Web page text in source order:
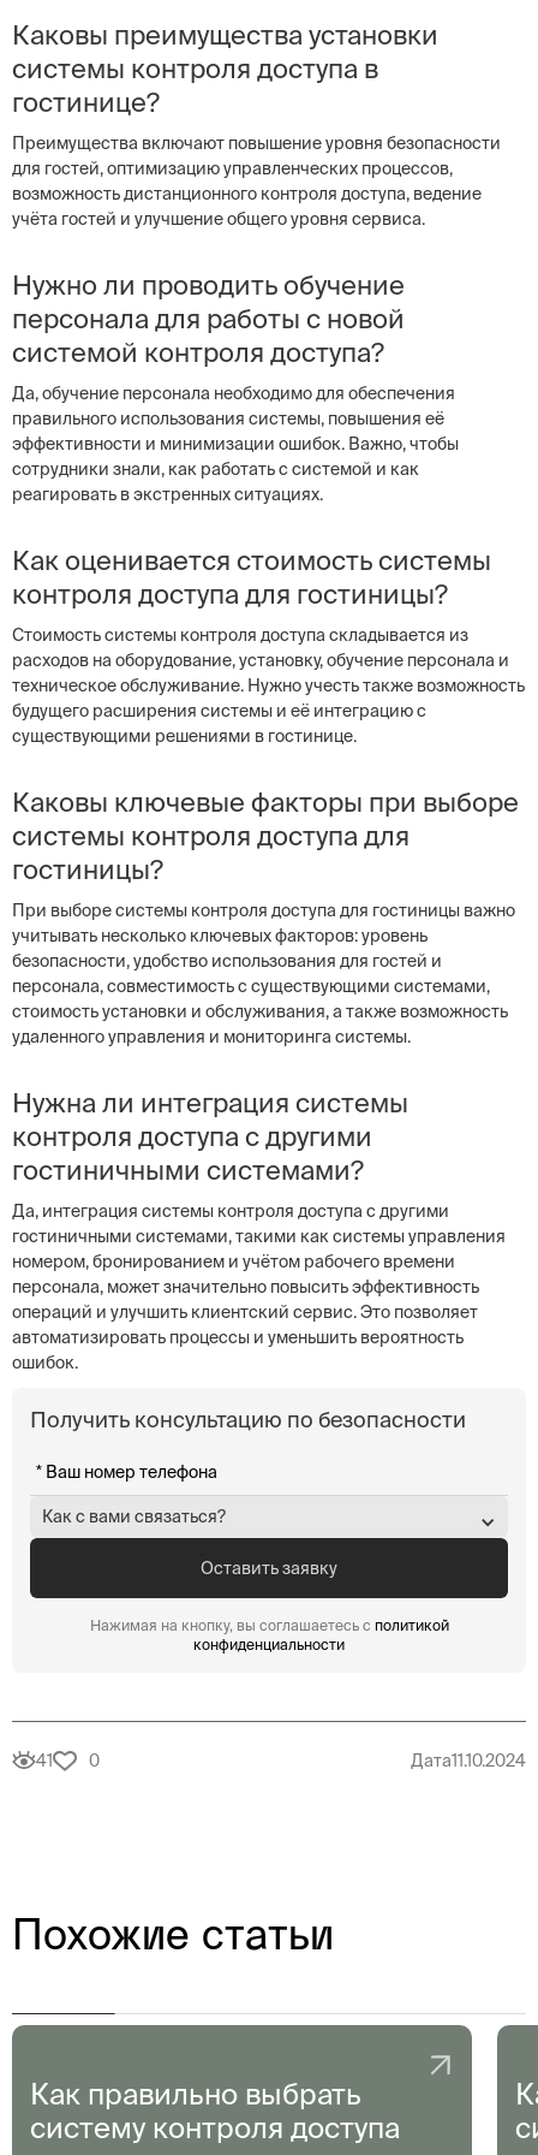
Каковы преимущества установки
системы контроля доступа в
гостинице?
Преимущества включают повышение уровня безопасности
для гостей, оптимизацию управленческих процессов,
возможность дистанционного контроля доступа, ведение
учёта гостей и улучшение общего уровня сервиса.
Нужно ли проводить обучение
персонала для работы с новой
системой контроля доступа?
Да, обучение персонала необходимо для обеспечения
правильного использования системы, повышения её
эффективности и минимизации ошибок. Важно, чтобы
сотрудники знали, как работать с системой и как
реагировать в экстренных ситуациях.
Как оценивается стоимость системы
контроля доступа для гостиницы?
Стоимость системы контроля доступа складывается из
расходов на оборудование, установку, обучение персонала и
техническое обслуживание. Нужно учесть также возможность
будущего расширения системы и её интеграцию с
существующими решениями в гостинице.
Каковы ключевые факторы при выборе
системы контроля доступа для
гостиницы?
При выборе системы контроля доступа для гостиницы важно
учитывать несколько ключевых факторов: уровень
безопасности, удобство использования для гостей и
персонала, совместимость с существующими системами,
стоимость установки и обслуживания, а также возможность
удаленного управления и мониторинга системы.
Нужна ли интеграция системы
контроля доступа с другими
гостиничными системами?
Да, интеграция системы контроля доступа с другими
гостиничными системами, такими как системы управления
номером, бронированием и учётом рабочего времени
персонала, может значительно повысить эффективность
операций и улучшить клиентский сервис. Это позволяет
автоматизировать процессы и уменьшить вероятность
ошибок.
Получить консультацию по безопасности
Как с вами связаться?
Нажимая на кнопку, вы соглашаетесь с политикой
конфиденциальности
41 0 Дата11.10.2024
Похожие статьи
Как правильно выбрать
систему контроля доступа